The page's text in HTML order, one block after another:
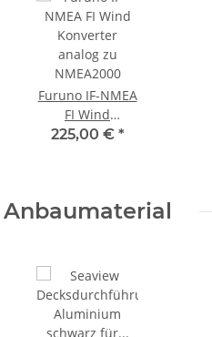
Furuno IF-NMEA
FI Wind
Konverter
225,00 € *
Anbaumaterial